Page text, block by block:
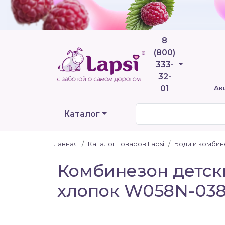
8
(800)
333-
32-
01
Телефоны
Каталог
Главная Каталог товаров Lapsi Боди и
Комбинезон
хлопок W058N-